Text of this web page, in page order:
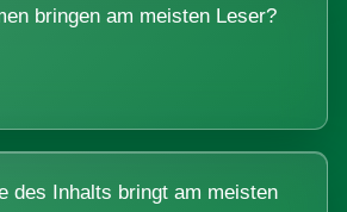
bringen am meisten Leser?
des Inhalts bringt am meisten